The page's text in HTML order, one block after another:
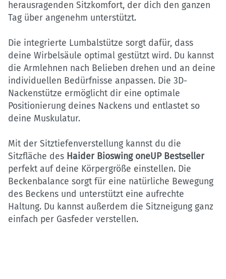
herausragenden Sitzkomfort, der dich den ganzen
Tag über angenehm unterstützt.
Die integrierte Lumbalstütze sorgt dafür, dass
deine Wirbelsäule optimal gestützt wird. Du kannst
die Armlehnen nach Belieben drehen und an deine
individuellen Bedürfnisse anpassen. Die 3D-
Nackenstütze ermöglicht dir eine optimale
Positionierung deines Nackens und entlastet so
deine Muskulatur.
Mit der Sitztiefenverstellung kannst du die
Sitzfläche des Haider Bioswing oneUP Bestseller
perfekt auf deine Körpergröße einstellen. Die
Beckenbalance sorgt für eine natürliche Bewegung
des Beckens und unterstützt eine aufrechte
Haltung. Du kannst außerdem die Sitzneigung ganz
einfach per Gasfeder verstellen.